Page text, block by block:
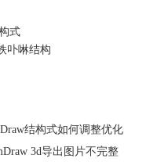
也用不了1分钟，分别选择实键
注意的是拖拉鼠标可以控制化学
需要的颜色即可。
择，掌握更多ChemDraw使用技
方法绘制纽曼投影式。
式
卟啉结构
结构式如何调整优化
3d导出图片不完整